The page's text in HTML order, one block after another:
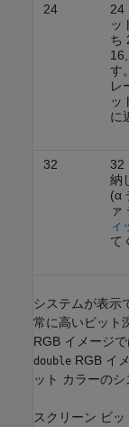
24
24
ッ
ち
す
レ
ッ
に
32
32
納
(α
ァ
ィ
て
システムが表示
常に高いビット
RGB イメージ
double RGB イ
ット カラーのシ
スクリーン ビ